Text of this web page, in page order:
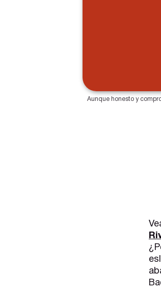
Aunque honesto y